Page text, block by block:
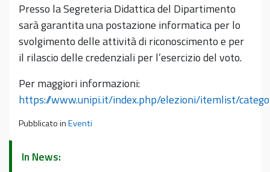
Presso la Segreteria Didattica del Dipartimento
sarà garantita una postazione informatica per lo
svolgimento delle attività di riconoscimento e per
il rilascio delle credenziali per l’esercizio del voto.
Per maggiori informazioni:
https://www.unipi.it/index.php/elezioni/itemlist/
Pubblicato inEventi
In News: